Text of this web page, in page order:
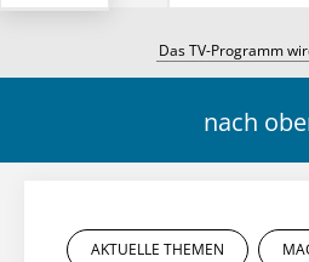
Das TV-Programm
nach
AKTUELLE THEMEN